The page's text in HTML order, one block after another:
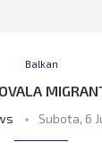
Balkan
Subota, 6